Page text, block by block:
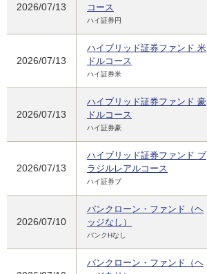
2026/07/13
コース
ハイ証券円
2026/07/13
ハイブリッド証券ファンド 米
ドルコース
ハイ証券米
2026/07/13
ハイブリッド証券ファンド 豪
ドルコース
ハイ証券豪
2026/07/13
ハイブリッド証券ファンド ブ
ラジルレアルコース
ハイ証券ブ
2026/07/10
バンクローン・ファンド（ヘ
ッジなし）
バンクHなし
バンクローン・ファンド（ヘ